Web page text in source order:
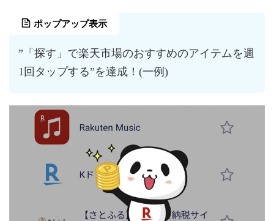
ポップアップ表示
”「探す」で楽天市場のおすすめのアイテムを週
1回タップする”を達成！(一例)